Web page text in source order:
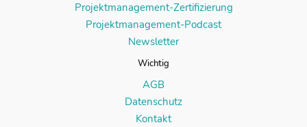
Projektmanagement-Zertifizierung
Projektmanagement-Podcast
Newsletter
Wichtig
AGB
Datenschutz
Kontakt